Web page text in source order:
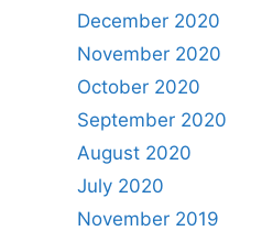
December 2020
November 2020
October 2020
September 2020
August 2020
July 2020
November 2019